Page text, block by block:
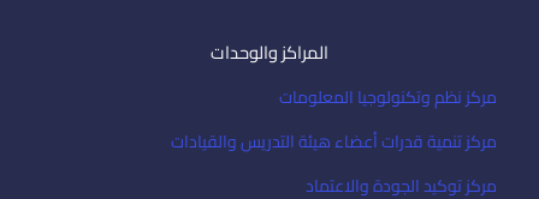
المراكز والوحدات
مركز نظم وتكنولوجيا المعلومات
مركز تنمية قدرات أعضاء هيئة التدريس والقيادات
مركز توكيد الجودة والاعتماد